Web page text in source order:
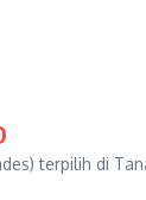
terpilih di